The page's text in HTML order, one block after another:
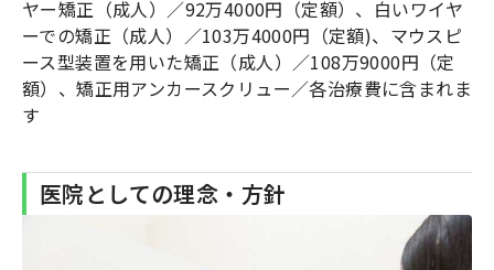
ヤー矯正（成人）／92万4000円（定額）、白いワイヤ
ーでの矯正（成人）／103万4000円（定額)、マウスピ
ース型装置を用いた矯正（成人）／108万9000円（定
額）、矯正用アンカースクリュー／各治療費に含まれま
す
医院としての理念・方針